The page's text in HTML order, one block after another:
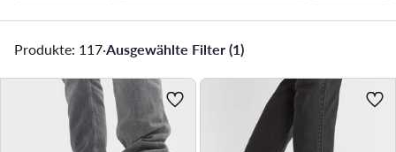
Produkte: 117·Ausgewählte Filter (1)